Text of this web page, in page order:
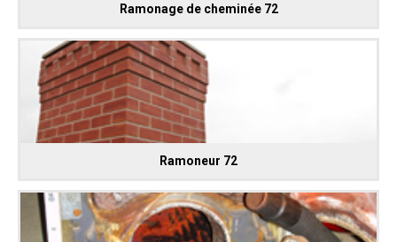
Ramonage de cheminée 72
Ramoneur 72